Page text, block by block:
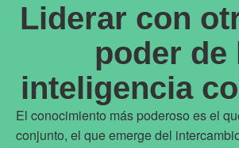
Liderar con
poder de
inteligencia
El conocimiento más poderoso es el
conjunto, el que emerge del